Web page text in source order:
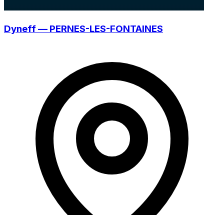
Dyneff — PERNES-LES-FONTAINES